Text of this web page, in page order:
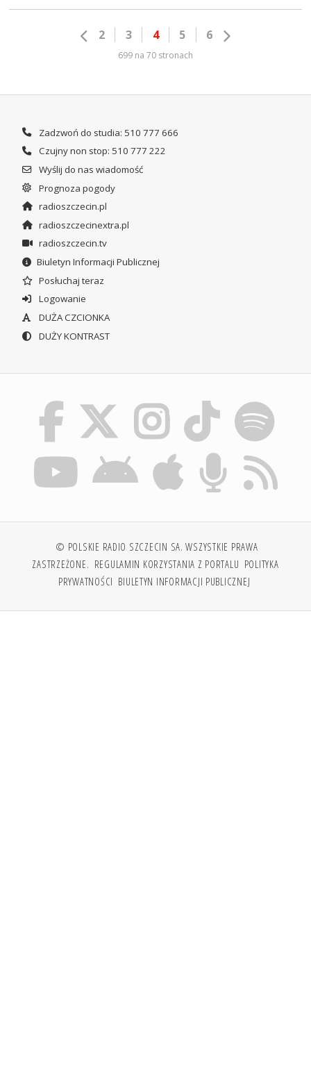
2 3 4 5 6
699 na 70 stronach
Zadzwoń do studia: 510 777 666
Czujny non stop: 510 777 222
Wyślij do nas wiadomość
Prognoza pogody
radioszczecin.pl
radioszczecinextra.pl
radioszczecin.tv
Biuletyn Informacji Publicznej
Posłuchaj teraz
Logowanie
DUŻA CZCIONKA
DUŻY KONTRAST
© POLSKIE RADIO SZCZECIN SA. WSZYSTKIE PRAWA
ZASTRZEŻONE. REGULAMIN KORZYSTANIA Z PORTALU POLITYKA
PRYWATNOŚCI BIULETYN INFORMACJI PUBLICZNEJ